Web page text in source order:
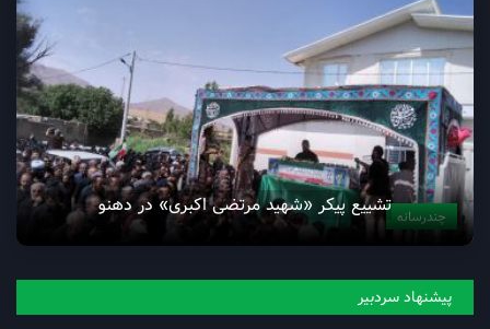
چندرسانه تشییع پیکر «شهید مرتضی اکبری» در دهنو
پیشنهاد سردبیر